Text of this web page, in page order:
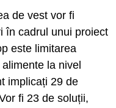
de vest vor fi
în cadrul unui proiect
este limitarea
la nivel
implicați 29 de
fi 23 de soluții,